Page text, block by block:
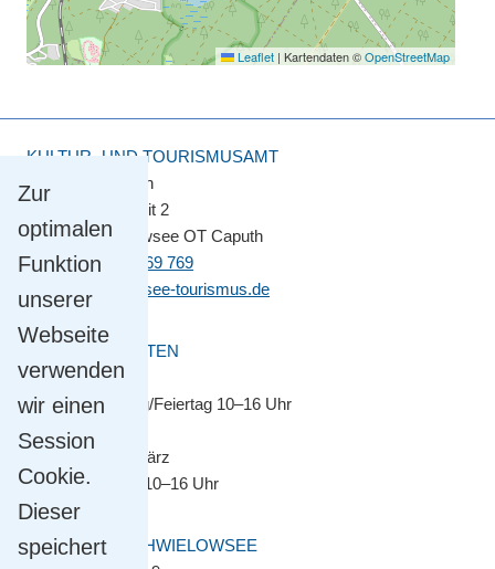
Zur
optimalen
Funktion
unserer
Webseite
verwenden
wir einen
Session
Cookie.
Dieser
speichert
Leaflet | Kartendaten ©OpenStreetMap
KULTUR- UND TOURISMUSAMT
Touristinformation
Straße der Einheit 2
14548 Schwielowsee OT Caputh
Tel. +49 33209 769 769
info@schwielowsee-tourismus.de
ÖFFNUNGSZEITEN
April bis Oktober
Montag–Sonntag/Feiertag 10–16 Uhr
November bis März
Montag–Freitag 10–16 Uhr
GEMEINDE SCHWIELOWSEE